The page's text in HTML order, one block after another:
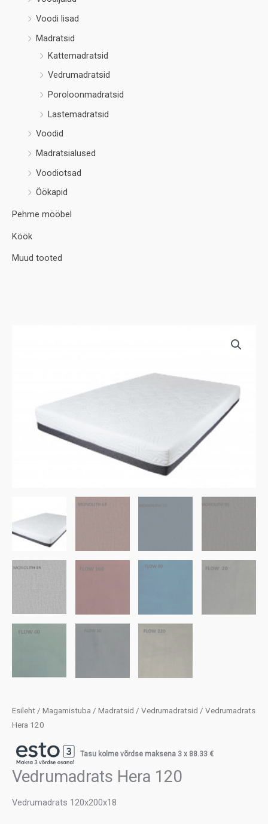
Voodi lisad
Madratsid
Kattemadratsid
Vedrumadratsid
Poroloonmadratsid
Lastemadratsid
Voodid
Madratsialused
Voodiotsad
Öökapid
Pehme mööbel
Köök
Muud tooted
Esileht / Magamistuba / Madratsid / Vedrumadratsid / Vedrumadrats
Hera 120
Tasu kolme võrdse maksena 3 x 88.33 €
Vedrumadrats Hera 120
Vedrumadrats 120x200x18